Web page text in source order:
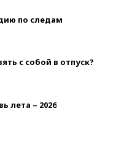
по следам
с собой в отпуск?
лета – 2026